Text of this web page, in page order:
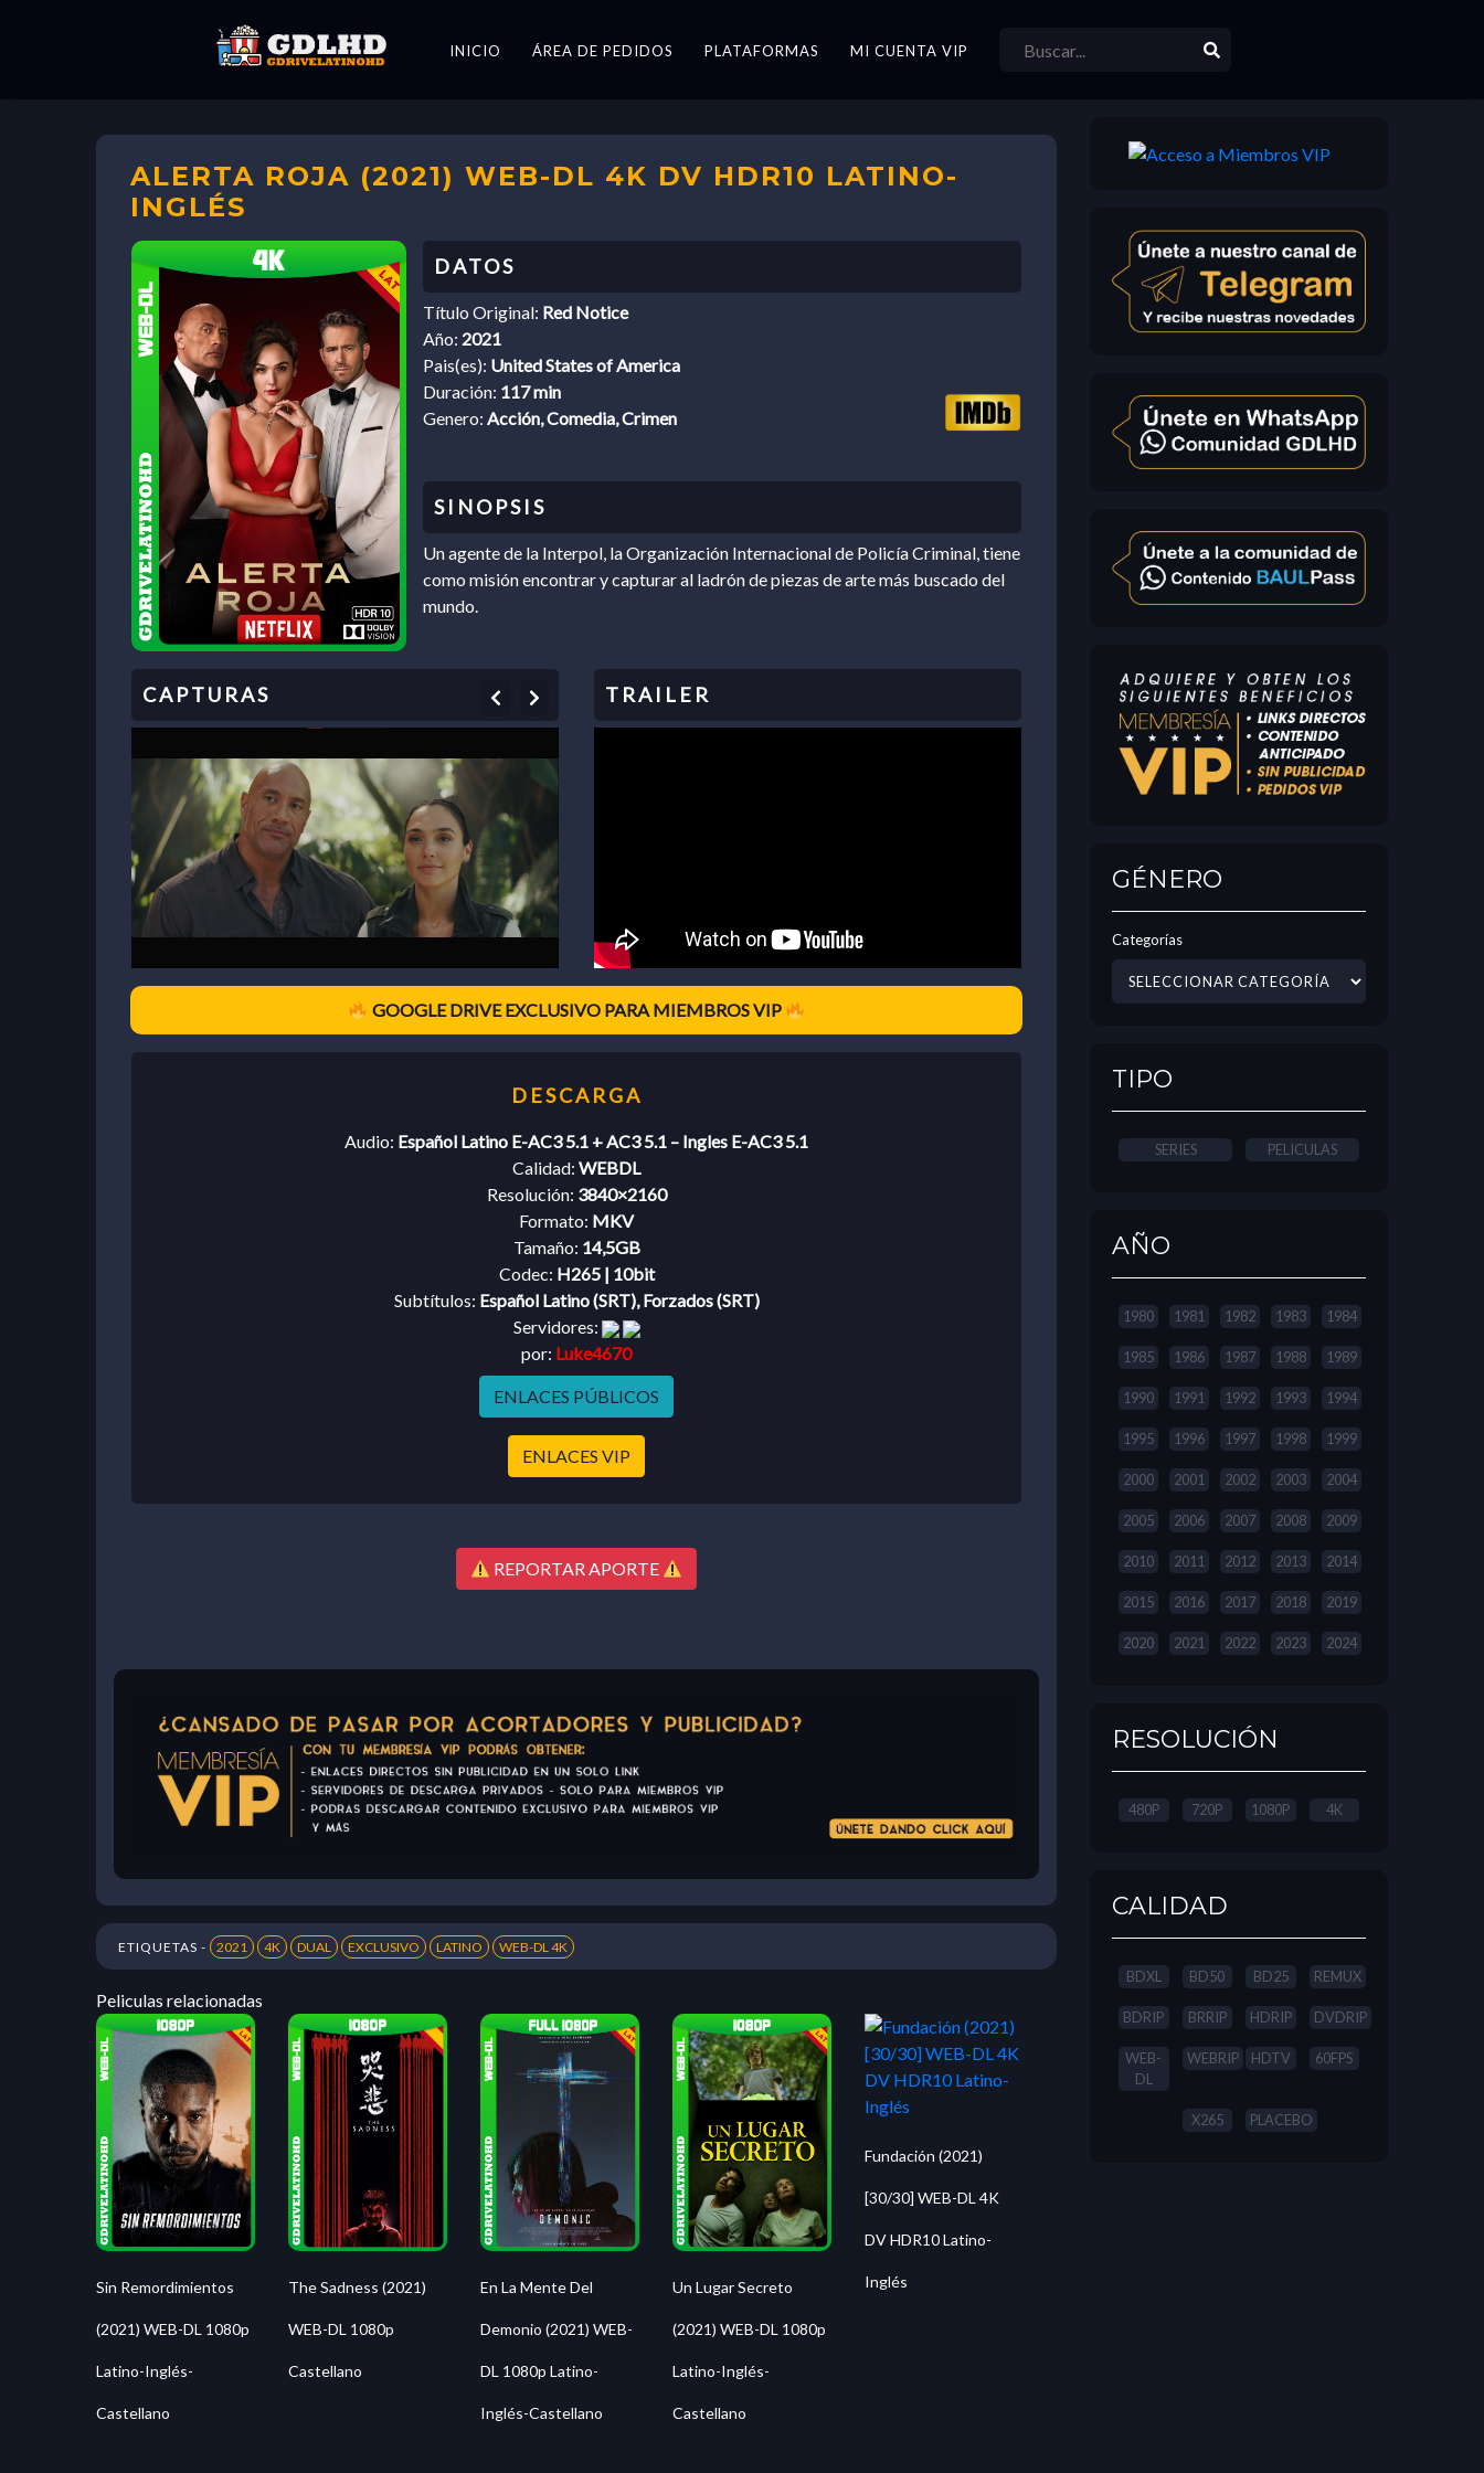
INICIO ÁREA DE PEDIDOS PLATAFORMAS MI CUENTA VIP
ALERTA ROJA (2021) WEB-DL 4K DV HDR10 LATINO-
INGLÉS
Título Original: Red Notice
Año: 2021
Pais(es): United States of America
Duración: 117 min
Genero: Acción, Comedia, Crimen
Un agente de la Interpol, la Organización Internacional de Policía Criminal, tiene
como misión encontrar y capturar al ladrón de piezas de arte más buscado del
mundo.
Previous
GOOGLE DRIVE EXCLUSIVO PARA MIEMBROS VIP
Audio: Español Latino E-AC3 5.1 + AC3 5.1 – Ingles E-AC3 5.1
Calidad: WEBDL
Resolución: 3840×2160
Formato: MKV
Tamaño: 14,5GB
Codec: H265 | 10bit
Subtítulos: Español Latino (SRT), Forzados (SRT)
Servidores:
por: Luke4670
ENLACES PÚBLICOS
ENLACES VIP
REPORTAR APORTE
ETIQUETAS - 2021 4K DUAL EXCLUSIVO LATINO WEB-DL 4K
Peliculas relacionadas
Sin Remordimientos
(2021) WEB-DL 1080p
Latino-Inglés-
Castellano
The Sadness (2021)
WEB-DL 1080p
Castellano
En La Mente Del
Demonio (2021) WEB-
DL 1080p Latino-
Inglés-Castellano
Un Lugar Secreto
(2021) WEB-DL 1080p
Latino-Inglés-
Castellano
Fundación (2021)
[30/30] WEB-DL 4K
DV HDR10 Latino-
Inglés
GÉNERO
Categorías
TIPO
SERIES PELICULAS
AÑO
1980 1981 1982 1983 1984
1985 1986 1987 1988 1989
1990 1991 1992 1993 1994
1995 1996 1997 1998 1999
2000 2001 2002 2003 2004
2005 2006 2007 2008 2009
2010 2011 2012 2013 2014
2015 2016 2017 2018 2019
2020 2021 2022 2023 2024
RESOLUCIÓN
480P 720P 1080P 4K
CALIDAD
BDXL BD50 BD25 REMUX
BDRIP BRRIP HDRIP DVDRIP
WEB-
DL
WEBRIP HDTV 60FPS
X265 PLACEBO